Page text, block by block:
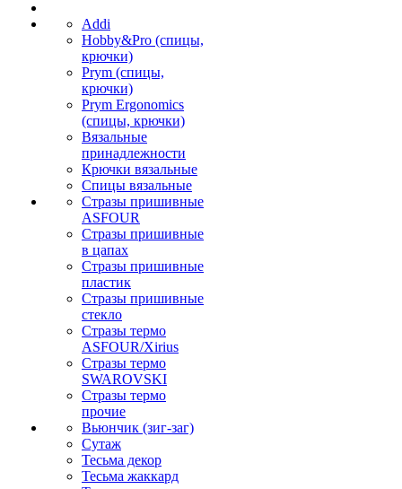
Addi
Hobby&Pro (спицы,
крючки)
Prym (спицы,
крючки)
Prym Ergonomics
(спицы, крючки)
Вязальные
принадлежности
Крючки вязальные
Спицы вязальные
Стразы пришивные
ASFOUR
Стразы пришивные
в цапах
Стразы пришивные
пластик
Стразы пришивные
стекло
Стразы термо
ASFOUR/Xirius
Стразы термо
SWAROVSKI
Стразы термо
прочие
Вьюнчик (зиг-заг)
Сутаж
Тесьма декор
Тесьма жаккард